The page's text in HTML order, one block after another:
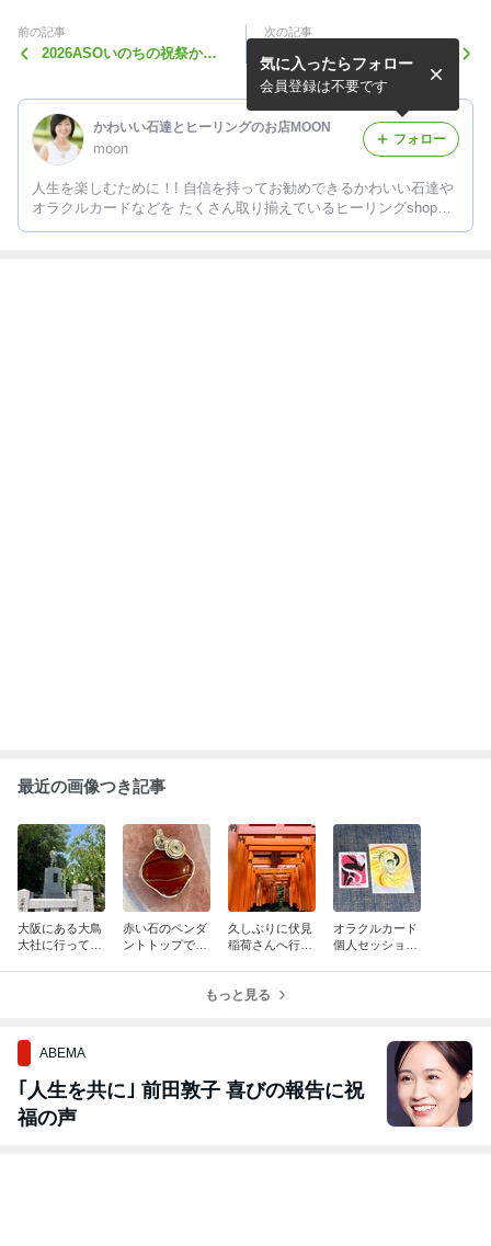
前の記事
2026ASOいのちの祝祭から
次の記事
2026ASOいのちの祝祭打ち
上げ〜！！
かわいい石達とヒーリングのお店MOON
moon
人生を楽しむために！! 自信を持ってお勧めできるかわいい石達や
オラクルカードなどを たくさん取り揃えているヒーリングshopオ
気に入ったらフォロー
会員登録は不要です
フォロー
最近の画像つき記事
大阪にある大鳥
大社に行ってき
赤い石のペンダ
ントトップで
久しぶりに伏見
稲荷さんへ行っ
オラクルカード
個人セッション
もっと見る
ABEMA
｢人生を共に｣ 前田敦子 喜びの報告に祝
福の声